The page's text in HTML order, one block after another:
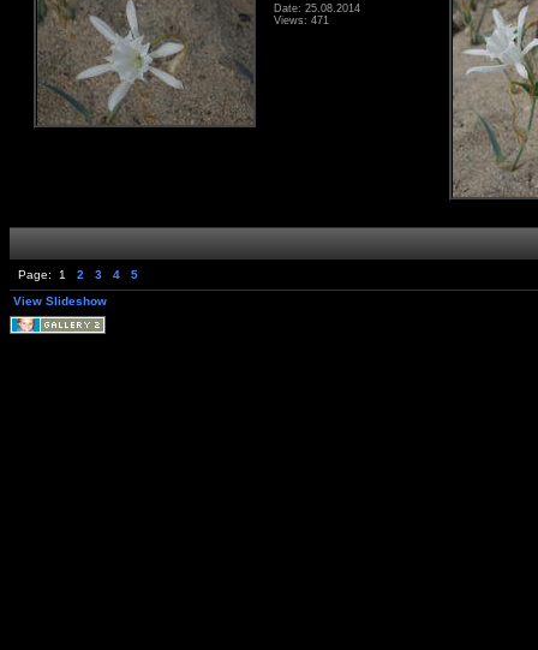
Date: 25.08.2014
Views: 471
Page: 1 2 3 4
5
View Slideshow